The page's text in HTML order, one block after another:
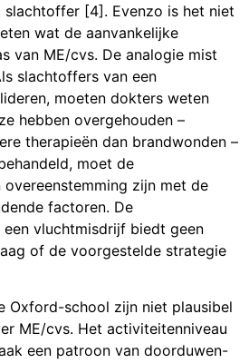
[4]. Evenzo is het niet
wat de aanvankelijke
van ME/cvs. De analogie mist
slachtoffers van een
moeten dokters weten
hebben overgehouden –
therapieën dan brandwonden –
moet de
zijn met de
factoren. De
vluchtmisdrijf biedt geen
of de voorgestelde strategie
Oxford-school zijn niet plausibel
ME/cvs. Het activiteitenniveau
een patroon van doorduwen-